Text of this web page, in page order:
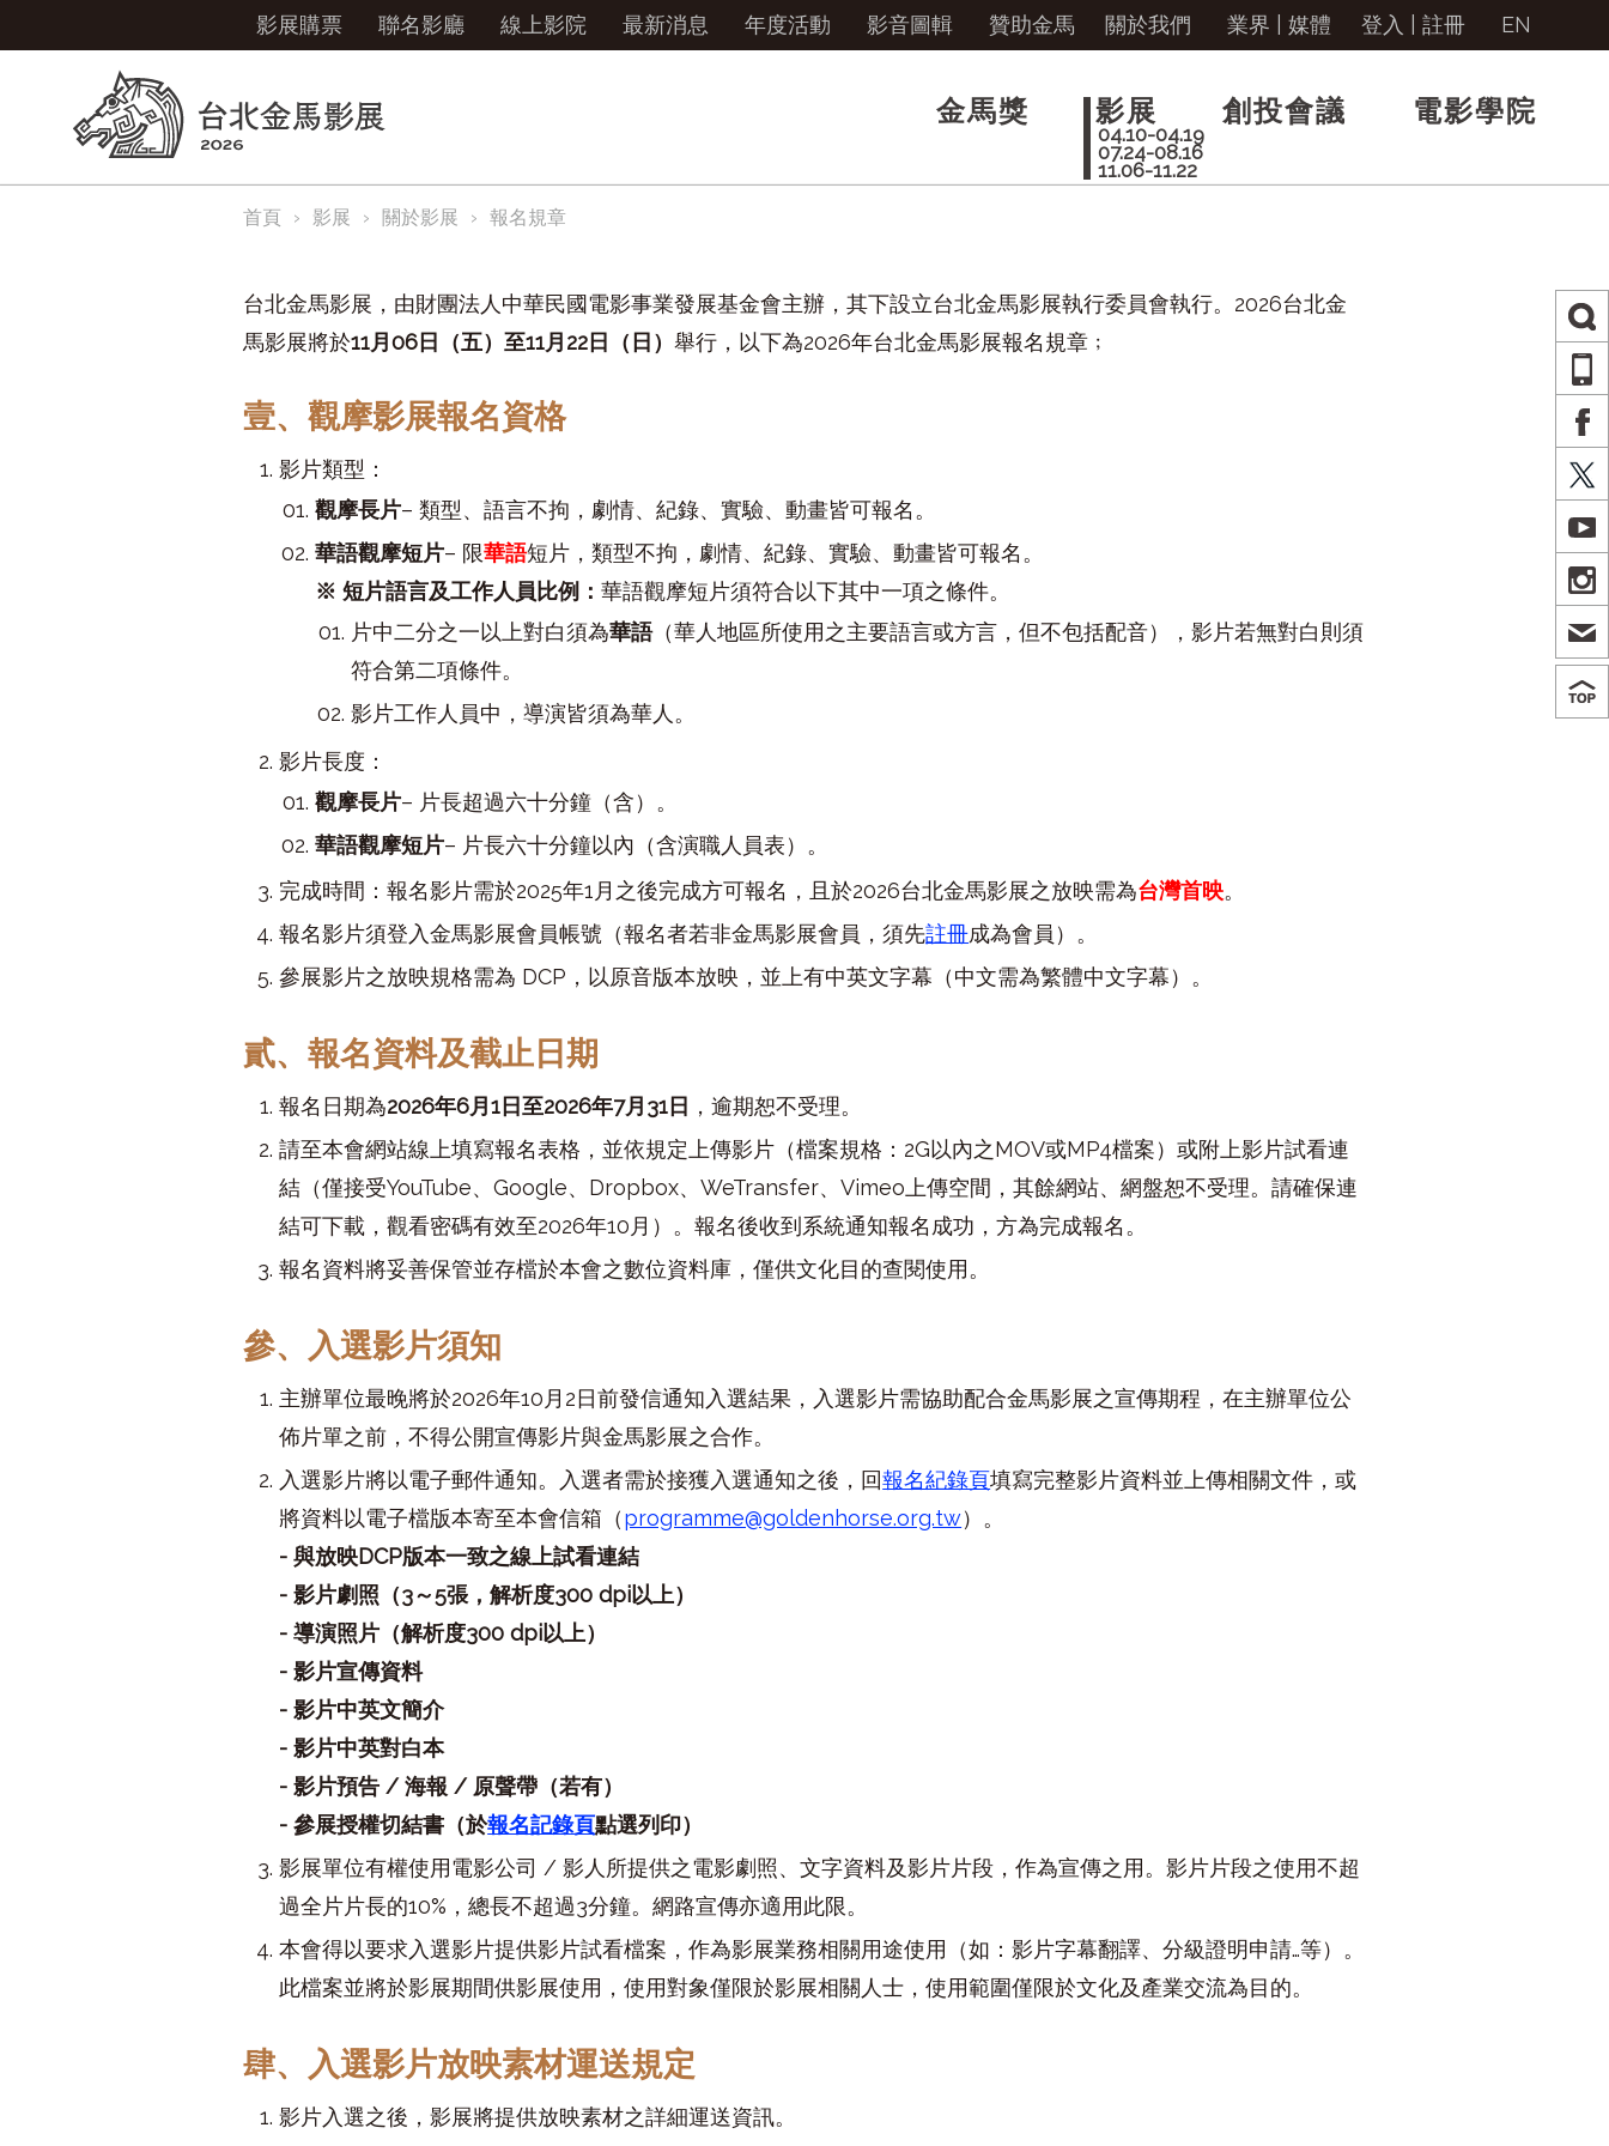
影展購票 聯名影廳 線上影院 最新消息 年度活動 影音圖輯 贊助金馬 關於我們 業界 | 媒體 登入 註冊 EN
金馬獎 影展
04.10-04.19
07.24-08.16
11.06-11.22
創投會議 電影學院
首頁 影展 關於影展 報名規章
台北金馬影展，由財團法人中華民國電影事業發展基金會主辦，其下設立台北金馬影展執行委員會執行。2026台北金
馬影展將於11月06日（五）至11月22日（日）舉行，以下為2026年台北金馬影展報名規章﹔
壹、觀摩影展報名資格
影片類型：
觀摩長片– 類型、語言不拘，劇情、紀錄、實驗、動畫皆可報名。
華語觀摩短片– 限華語短片，類型不拘，劇情、紀錄、實驗、動畫皆可報名。
※ 短片語言及工作人員比例：華語觀摩短片須符合以下其中一項之條件。
片中二分之一以上對白須為華語（華人地區所使用之主要語言或方言，但不包括配音），影片若無對白則須
符合第二項條件。
影片工作人員中，導演皆須為華人。
影片長度：
觀摩長片– 片長超過六十分鐘（含）。
華語觀摩短片– 片長六十分鐘以內（含演職人員表）。
完成時間：報名影片需於2025年1月之後完成方可報名，且於2026台北金馬影展之放映需為台灣首映。
報名影片須登入金馬影展會員帳號（報名者若非金馬影展會員，須先註冊成為會員）。
參展影片之放映規格需為 DCP，以原音版本放映，並上有中英文字幕（中文需為繁體中文字幕）。
貳、報名資料及截止日期
報名日期為2026年6月1日至2026年7月31日 ，逾期恕不受理。
請至本會網站線上填寫報名表格，並依規定上傳影片（檔案規格：2G以內之MOV或MP4檔案）或附上影片試看連
結（僅接受YouTube、Google、Dropbox、WeTransfer、Vimeo上傳空間，其餘網站、網盤恕不受理。請確保連
結可下載，觀看密碼有效至2026年10月）。報名後收到系統通知報名成功，方為完成報名。
報名資料將妥善保管並存檔於本會之數位資料庫，僅供文化目的查閱使用。
參、入選影片須知
主辦單位最晚將於2026年10月2日前發信通知入選結果，入選影片需協助配合金馬影展之宣傳期程，在主辦單位公
佈片單之前，不得公開宣傳影片與金馬影展之合作。
入選影片將以電子郵件通知。入選者需於接獲入選通知之後，回報名紀錄頁填寫完整影片資料並上傳相關文件，或
將資料以電子檔版本寄至本會信箱（programme@goldenhorse.org.tw）。
- 與放映DCP版本一致之線上試看連結
- 影片劇照（3～5張，解析度300 dpi以上）
- 導演照片（解析度300 dpi以上）
- 影片宣傳資料
- 影片中英文簡介
- 影片中英對白本
- 影片預告 / 海報 / 原聲帶（若有）
- 參展授權切結書（於報名記錄頁點選列印）
影展單位有權使用電影公司 / 影人所提供之電影劇照、文字資料及影片片段，作為宣傳之用。影片片段之使用不超
過全片片長的10%，總長不超過3分鐘。網路宣傳亦適用此限。
本會得以要求入選影片提供影片試看檔案，作為影展業務相關用途使用（如：影片字幕翻譯、分級證明申請…等）。
此檔案並將於影展期間供影展使用，使用對象僅限於影展相關人士，使用範圍僅限於文化及產業交流為目的。
肆、入選影片放映素材運送規定
影片入選之後，影展將提供放映素材之詳細運送資訊。
X